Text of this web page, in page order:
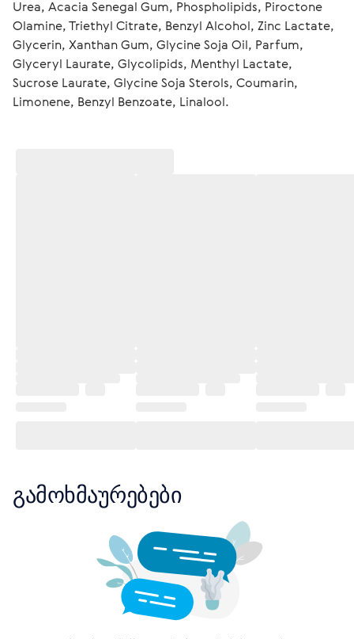
Urea, Acacia Senegal Gum, Phospholipids, Piroctone
Olamine, Triethyl Citrate, Benzyl Alcohol, Zinc Lactate,
Glycerin, Xanthan Gum, Glycine Soja Oil, Parfum,
Glyceryl Laurate, Glycolipids, Menthyl Lactate,
Sucrose Laurate, Glycine Soja Sterols, Coumarin,
Limonene, Benzyl Benzoate, Linalool.
გამოხმაურებები